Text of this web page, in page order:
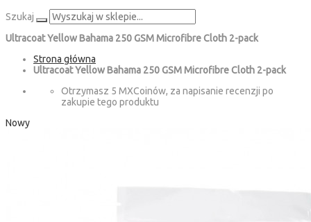
Szukaj
Ultracoat Yellow Bahama 250 GSM Microfibre Cloth 2-pack
Strona główna
Ultracoat Yellow Bahama 250 GSM Microfibre Cloth 2-pack
Otrzymasz 5 MXCoinów, za napisanie recenzji po
zakupie tego produktu
Nowy